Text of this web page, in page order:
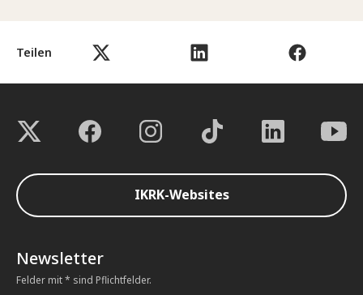
Teilen
IKRK-Websites
Newsletter
Felder mit * sind Pflichtfelder.